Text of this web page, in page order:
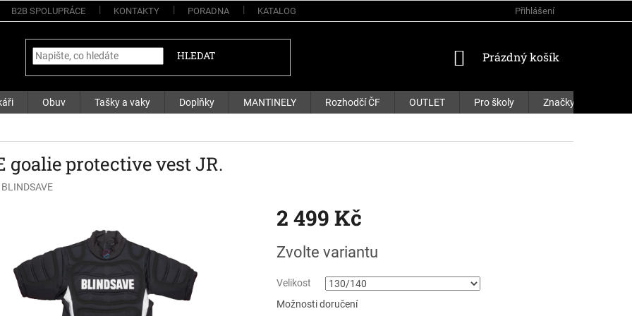
B2B SPOLUPRÁCE KONTAKTY PORADNA KATALOG Přihlášení
HLEDAT
NÁKUPNÍ
Prázdný košík
Obuv Tašky a vaky Doplňky MANTINELY Rozhodčí ČF OUTLET Pro školy Značky
goalie protective vest JR.
BLINDSAVE
2 499 Kč
cena:
Zvolte variantu
Velikost
Možnosti doručení